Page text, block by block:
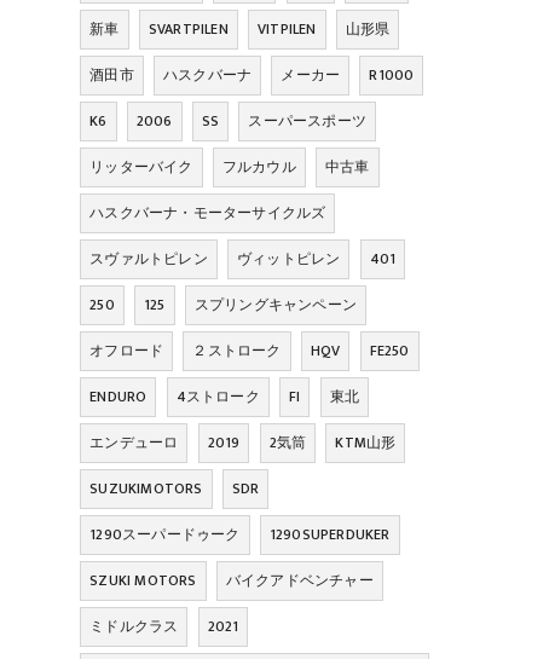
新車
SVARTPILEN VITPILEN
山形県
酒田市
ハスクバーナ メーカー
R1000
K6
2006 SS
スーパースポーツ
リッターバイク
フルカウル
中古車
ハスクバーナ・モーターサイクルズ
スヴァルトピレン
ヴィットピレン
401
250
125
スプリングキャンペーン
オフロード
２ストローク HQV
FE250
ENDURO
4ストローク FI
東北
エンデューロ
2019 2気筒
KTM山形
SUZUKIMOTORS
SDR
1290スーパードゥーク
1290SUPERDUKER
SZUKI MOTORS
バイクアドベンチャー
ミドルクラス
2021